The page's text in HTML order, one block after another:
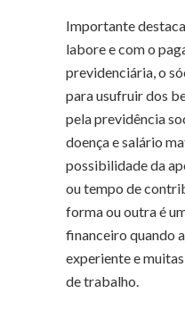
Importante
labore e com o
previdenciária, o
para usufruir dos
pela previdência
doença e salário
possibilidade da
ou tempo de
forma ou outra é
financeiro quando
experiente e
de trabalho.